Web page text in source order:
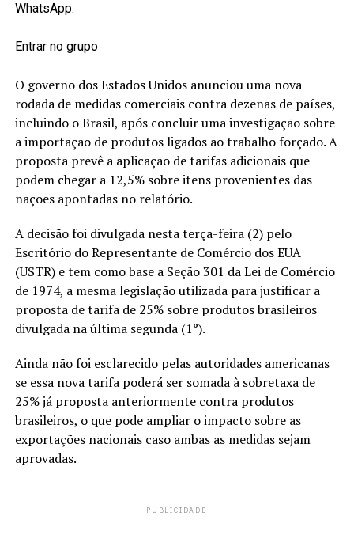
WhatsApp:
Entrar no grupo
O governo dos Estados Unidos anunciou uma nova
rodada de medidas comerciais contra dezenas de países,
incluindo o Brasil, após concluir uma investigação sobre
a importação de produtos ligados ao trabalho forçado. A
proposta prevê a aplicação de tarifas adicionais que
podem chegar a 12,5% sobre itens provenientes das
nações apontadas no relatório.
A decisão foi divulgada nesta terça-feira (2) pelo
Escritório do Representante de Comércio dos EUA
(USTR) e tem como base a Seção 301 da Lei de Comércio
de 1974, a mesma legislação utilizada para justificar a
proposta de tarifa de 25% sobre produtos brasileiros
divulgada na última segunda (1°).
Ainda não foi esclarecido pelas autoridades americanas
se essa nova tarifa poderá ser somada à sobretaxa de
25% já proposta anteriormente contra produtos
brasileiros, o que pode ampliar o impacto sobre as
exportações nacionais caso ambas as medidas sejam
aprovadas.
PUBLICIDADE